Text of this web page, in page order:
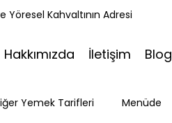
Yöresel Kahvaltının Adresi
Hakkımızda İletişim Blog
Yemek Tarifleri Menüde